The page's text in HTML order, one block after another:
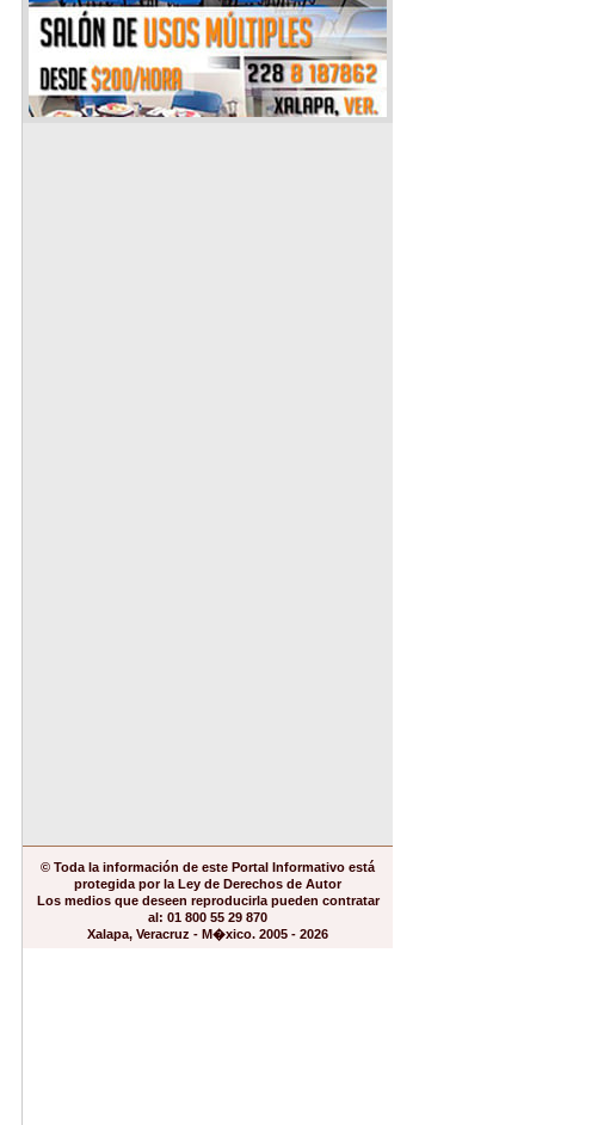
© Toda la información de este Portal Informativo está
protegida por la Ley de Derechos de Autor
Los medios que deseen reproducirla pueden contratar
al: 01 800 55 29 870
Xalapa, Veracruz - M�xico. 2005 - 2026